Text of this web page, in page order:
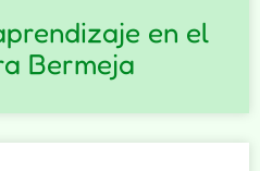
en el
Bermeja